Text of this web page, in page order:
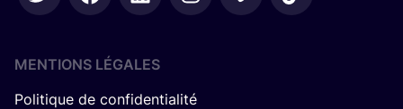
MENTIONS LÉGALES
Politique de confidentialité